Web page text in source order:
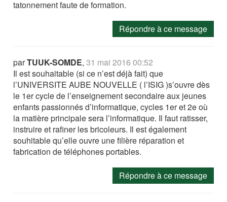
tatonnement faute de formation.
Répondre à ce message
parTUUK-SOMDE,31 mai 2016 00:52
Il est souhaitable (si ce n’est déjà fait) que
l’UNIVERSITE AUBE NOUVELLE ( l’ISIG )s’ouvre dès
le 1er cycle de l’enseignement secondaire aux jeunes
enfants passionnés d’informatique, cycles 1er et 2e où
la matière principale sera l’informatique. Il faut ratisser,
instruire et rafiner les bricoleurs. Il est également
souhitable qu’elle ouvre une filière réparation et
fabrication de téléphones portables.
Répondre à ce message